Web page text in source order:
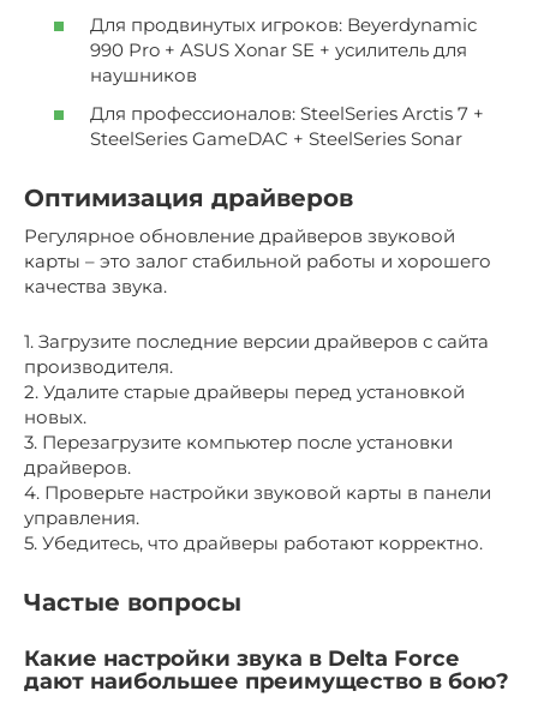
Для продвинутых игроков: Beyerdynamic
990 Pro + ASUS Xonar SE + усилитель для
наушников
Для профессионалов: SteelSeries Arctis 7 +
SteelSeries GameDAC + SteelSeries Sonar
Оптимизация драйверов
Регулярное обновление драйверов звуковой
карты – это залог стабильной работы и хорошего
качества звука.
1. Загрузите последние версии драйверов с сайта
производителя.
2. Удалите старые драйверы перед установкой
новых.
3. Перезагрузите компьютер после установки
драйверов.
4. Проверьте настройки звуковой карты в панели
управления.
5. Убедитесь, что драйверы работают корректно.
Частые вопросы
Какие настройки звука в Delta Force
дают наибольшее преимущество в бою?